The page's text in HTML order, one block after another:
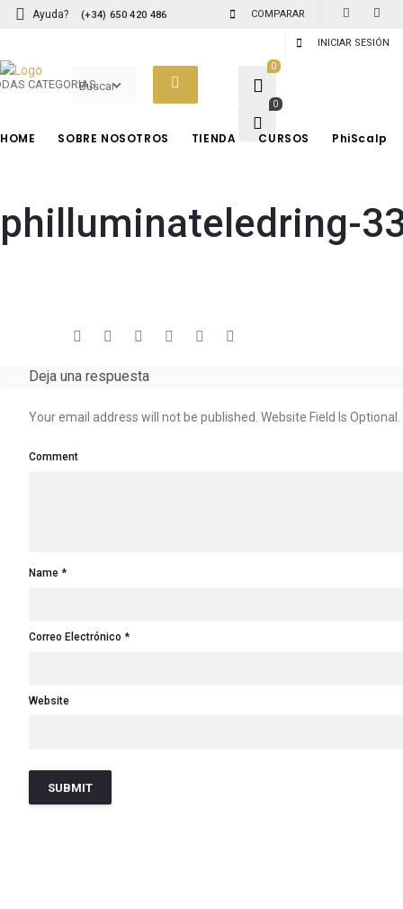
Ayuda? (+34) 650 420 486 COMPARAR
INICIAR SESIÓN
CATEGORIAS
0
0
HOME SOBRE NOSOTROS TIENDA
Accesorios
CURSOS PhiScalp
philluminateledring-
Deja una respuesta
Your email address will not be published. Website Field Is Optional.
Comment
Name
Correo Electrónico
Website